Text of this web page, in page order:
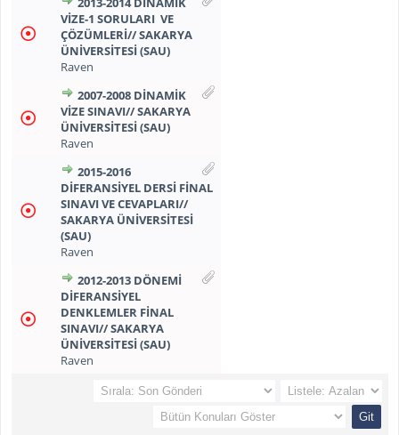
VIZE-1 SORULARI VE
ÇÖZÜMLERI// SAKARYA
ÜNIVERSITESI (SAU)
Raven
2007-2008 DINAMIK
VIZE SINAVI// SAKARYA
ÜNIVERSITESI (SAU)
Raven
2015-2016
DIFERANSIYEL DERSI FINAL
SINAVI VE CEVAPLARI//
SAKARYA ÜNIVERSITESI
(SAU)
Raven
2012-2013 DÖNEMI
DIFERANSIYEL
DENKLEMLER FINAL
SINAVI// SAKARYA
ÜNIVERSITESI (SAU)
Raven